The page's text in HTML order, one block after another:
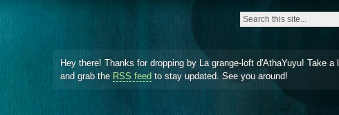
Hey there! Thanks for dropping by La grange-loft d'AthaYuyu! Take a
and grab the RSS feed to stay updated. See you around!